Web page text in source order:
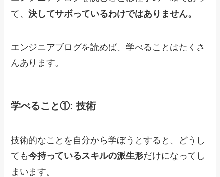
て、決してサボっているわけではありません。
エンジニアブログを読めば、学べることはたくさ
んあります。
学べること①: 技術
技術的なことを自分から学ぼうとすると、どうし
ても今持っているスキルの派生形だけになってし
まいます。